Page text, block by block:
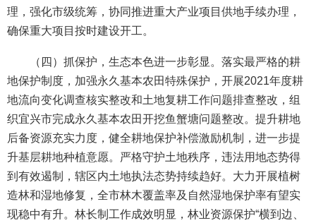
理，强化市级统筹，协同推进重大产业项目供地手续办理，
确保重大项目按时建设开工。
（四）抓保护，生态本色进一步彰显。落实最严格的耕
地保护制度，加强永久基本农田特殊保护，开展2021年度耕
地流向变化调查核实整改和土地复耕工作问题排查整改，组
织宜兴市完成永久基本农田开挖鱼蟹塘问题整改。提升耕地
后备资源充实力度，健全耕地保护补偿激励机制，进一步提
升基层耕地种植意愿。严格守护土地秩序，违法用地态势得
到有效遏制，辖区内土地执法态势持续趋好。大力开展植树
造林和湿地修复，全市林木覆盖率及自然湿地保护率有望实
现稳中有升。林长制工作成效明显，林业资源保护“横到边、